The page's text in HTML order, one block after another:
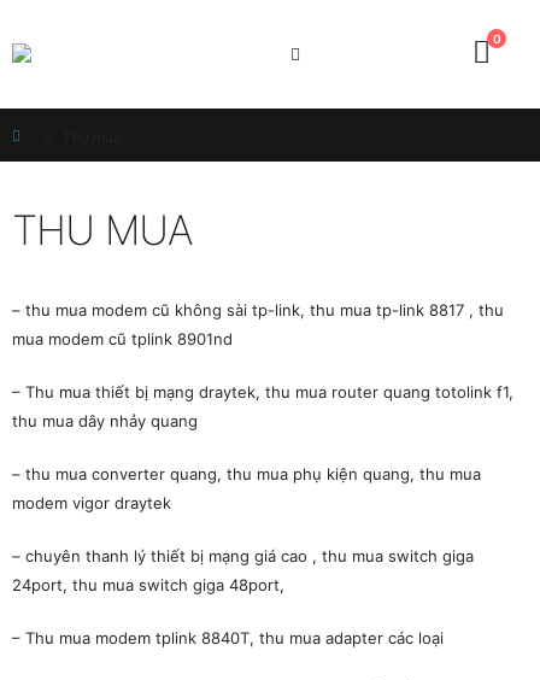
0
THU MUA
– thu mua modem cũ không sài tp-link, thu mua tp-link 8817 , thu
mua modem cũ tplink 8901nd
– Thu mua thiết bị mạng draytek, thu mua router quang totolink f1,
thu mua dây nhảy quang
– thu mua converter quang, thu mua phụ kiện quang, thu mua
modem vigor draytek
– chuyên thanh lý thiết bị mạng giá cao , thu mua switch giga
24port, thu mua switch giga 48port,
– Thu mua modem tplink 8840T, thu mua adapter các loại